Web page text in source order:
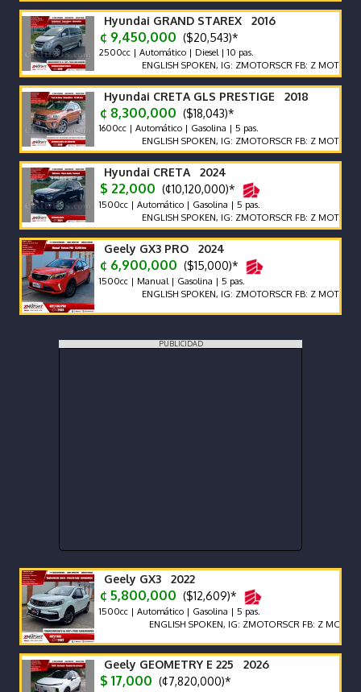
Hyundai GRAND STAREX 2016
¢ 9,450,000 ($20,543)*
2500cc | Automático | Diesel | 10 pas.
ENGLISH SPOKEN, IG: ZMOTORSCR FB: Z MOTORS.
Hyundai CRETA GLS PRESTIGE 2018
¢ 8,300,000 ($18,043)*
1600cc | Automático | Gasolina | 5 pas.
ENGLISH SPOKEN, IG: ZMOTORSCR FB: Z MOTORS.
Hyundai CRETA 2024
$ 22,000 (¢10,120,000)*
1500cc | Automático | Gasolina | 5 pas.
ENGLISH SPOKEN, IG: ZMOTORSCR FB: Z MOTORS.
Geely GX3 PRO 2024
¢ 6,900,000 ($15,000)*
1500cc | Manual | Gasolina | 5 pas.
ENGLISH SPOKEN, IG: ZMOTORSCR FB: Z MOTORS.
PUBLICIDAD
Geely GX3 2022
¢ 5,800,000 ($12,609)*
1500cc | Automático | Gasolina | 5 pas.
ENGLISH SPOKEN, IG: ZMOTORSCR FB: Z MOTORS.
Geely GEOMETRY E 225 2026
$ 17,000 (¢7,820,000)*